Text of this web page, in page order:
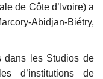
de Côte d’Ivoire) a
Abidjan-Biétry,
dans les Studios de
d’institutions de